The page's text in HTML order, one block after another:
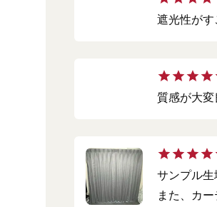
遮光性がす
質感が大変
サンプル生
また、カ